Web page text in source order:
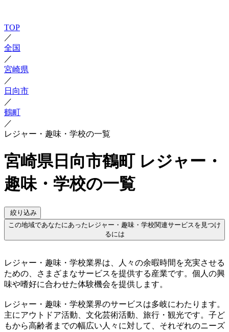
TOP
／
全国
／
宮崎県
／
日向市
／
鶴町
／
レジャー・趣味・学校の一覧
宮崎県日向市鶴町 レジャー・
趣味・学校の一覧
絞り込み
この地域であなたにあったレジャー・趣味・学校関連サービスを見つけ
るには
レジャー・趣味・学校業界は、人々の余暇時間を充実させる
ための、さまざまなサービスを提供する産業です。個人の興
味や嗜好に合わせた体験機会を提供します。
レジャー・趣味・学校業界のサービスは多岐にわたります。
主にアウトドア活動、文化芸術活動、旅行・観光です。子ど
もから高齢者までの幅広い人々に対して、それぞれのニーズ